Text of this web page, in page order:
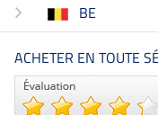
BE
ACHETER EN TOUTE